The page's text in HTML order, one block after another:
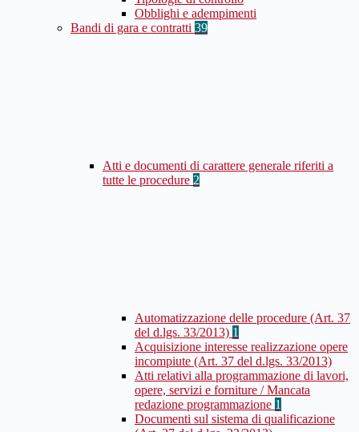
Obblighi e adempimenti
Bandi di gara e contratti 39
Atti e documenti di carattere generale riferiti a
tutte le procedure 2
Automatizzazione delle procedure (Art. 37
del d.lgs. 33/2013) 1
Acquisizione interesse realizzazione opere
incompiute (Art. 37 del d.lgs. 33/2013)
Atti relativi alla programmazione di lavori,
opere, servizi e forniture / Mancata
redazione programmazione 1
Documenti sul sistema di qualificazione